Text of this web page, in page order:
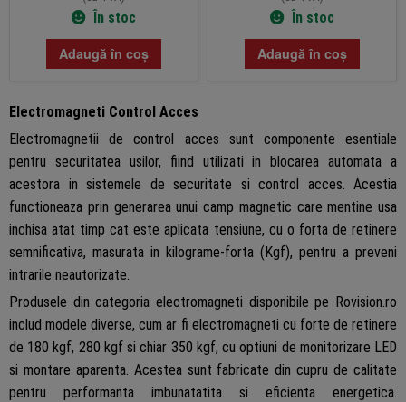
În stoc
Adaugă în coș
În stoc
Adaugă în coș
Electromagneti Control Acces
Electromagnetii de control acces sunt componente esentiale
pentru securitatea usilor, fiind utilizati in blocarea automata a
acestora in sistemele de securitate si control acces. Acestia
functioneaza prin generarea unui camp magnetic care mentine usa
inchisa atat timp cat este aplicata tensiune, cu o forta de retinere
semnificativa, masurata in kilograme-forta (Kgf), pentru a preveni
intrarile neautorizate.
Produsele din categoria electromagneti disponibile pe Rovision.ro
includ modele diverse, cum ar fi electromagneti cu forte de retinere
de 180 kgf, 280 kgf si chiar 350 kgf, cu optiuni de monitorizare LED
si montare aparenta. Acestea sunt fabricate din cupru de calitate
pentru performanta imbunatatita si eficienta energetica.